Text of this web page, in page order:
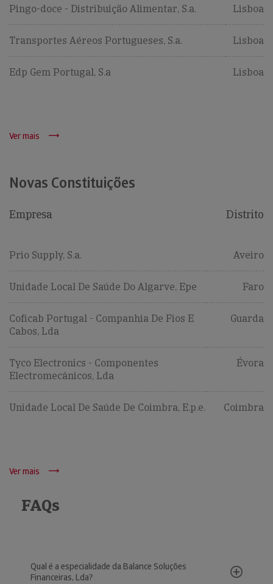
Pingo-doce - Distribuição Alimentar, S.a. Lisboa
Transportes Aéreos Portugueses, S.a. Lisboa
Edp Gem Portugal, S.a Lisboa
Ver mais
Novas Constituições
Empresa Distrito
Prio Supply, S.a. Aveiro
Unidade Local De Saúde Do Algarve, Epe Faro
Coficab Portugal - Companhia De Fios E
Cabos, Lda
Guarda
Tyco Electronics - Componentes
Electromecânicos, Lda
Évora
Unidade Local De Saúde De Coimbra, E.p.e. Coimbra
Ver mais
FAQs
Qual é a especialidade da Balance Soluções
Financeiras, Lda?